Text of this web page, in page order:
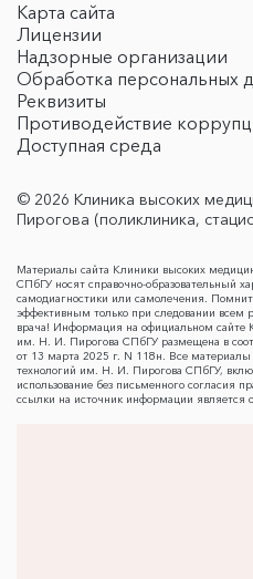
Карта сайта
Лицензии
Надзорные организации
Обработка персональных
Реквизиты
Противодействие
Доступная среда
© 2026 Клиника высоких
Пирогова (поликлиника,
Материалы сайта Клиники высоких
СПбГУ носят справочно-образовательный
самодиагностики или самолечения.
эффективным только при следовании
врача! Информация на официальном сайте
им. Н. И. Пирогова СПбГУ размещена в
от 13 марта 2025 г. N 118н. Все
технологий им. Н. И. Пирогова СПбГУ,
использование без письменного согласия
ссылки на источник информации является